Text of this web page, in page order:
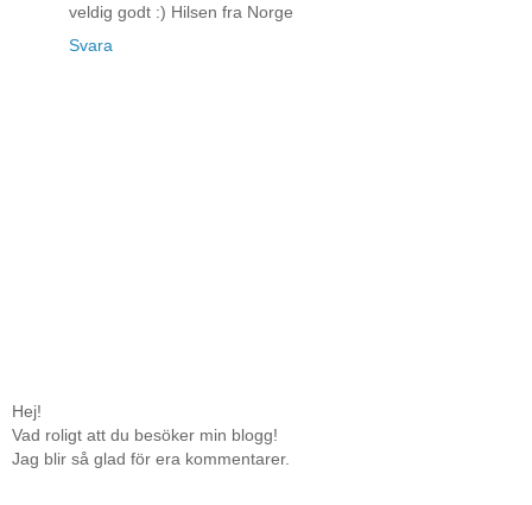
veldig godt :) Hilsen fra Norge
Svara
Hej!
Vad roligt att du besöker min blogg!
Jag blir så glad för era kommentarer.